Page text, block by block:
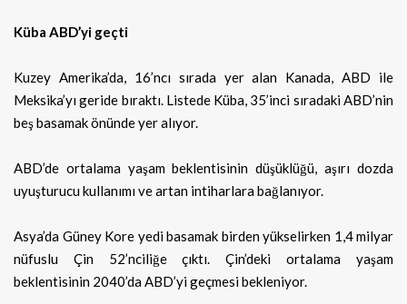
Küba ABD’yi geçti
Kuzey Amerika’da, 16’ncı sırada yer alan Kanada, ABD ile
Meksika’yı geride bıraktı. Listede Küba, 35’inci sıradaki ABD’nin
beş basamak önünde yer alıyor.
ABD’de ortalama yaşam beklentisinin düşüklüğü, aşırı dozda
uyuşturucu kullanımı ve artan intiharlara bağlanıyor.
Asya’da Güney Kore yedi basamak birden yükselirken 1,4 milyar
nüfuslu Çin 52’nciliğe çıktı. Çin’deki ortalama yaşam
beklentisinin 2040’da ABD’yi geçmesi bekleniyor.